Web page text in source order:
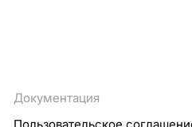
Документация